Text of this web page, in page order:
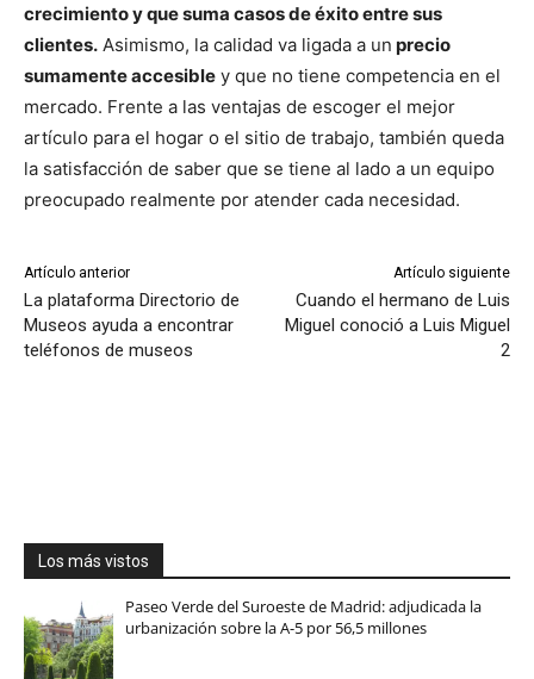
crecimiento y que suma casos de éxito entre sus
clientes. Asimismo, la calidad va ligada a un precio
sumamente accesible y que no tiene competencia en el
mercado. Frente a las ventajas de escoger el mejor
artículo para el hogar o el sitio de trabajo, también queda
la satisfacción de saber que se tiene al lado a un equipo
preocupado realmente por atender cada necesidad.
Artículo anterior
La plataforma Directorio de
Museos ayuda a encontrar
teléfonos de museos
Artículo siguiente
Cuando el hermano de Luis
Miguel conoció a Luis Miguel
2
Los más vistos
Paseo Verde del Suroeste de Madrid: adjudicada la
urbanización sobre la A-5 por 56,5 millones